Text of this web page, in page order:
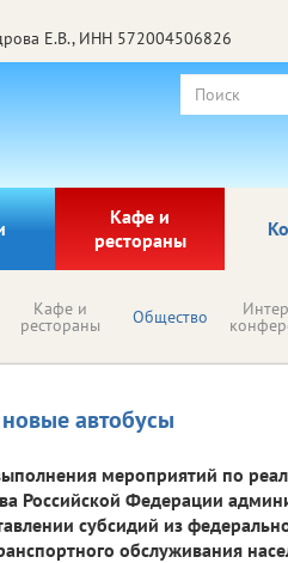
Е.В., ИНН 572004506826
Кафе и
рестораны
Кафе и
рестораны Общество
автобусы
мероприятий по
Российской Федерации
субсидий из
обслуживания